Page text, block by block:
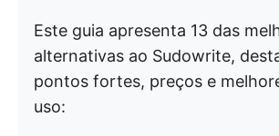
Este guia apresenta 13 das
alternativas ao Sudowrite,
pontos fortes, preços e
uso: